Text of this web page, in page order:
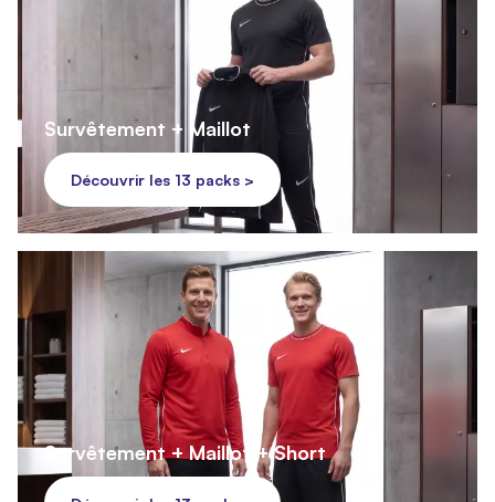
Survêtement + Maillot
Découvrir les 13 packs >
Survêtement + Maillot + Short